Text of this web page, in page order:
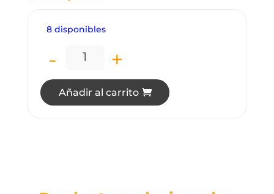
8 disponibles
HE0443 ALICATE ELECTRICISTA 9"
- +
Añadir al carrito